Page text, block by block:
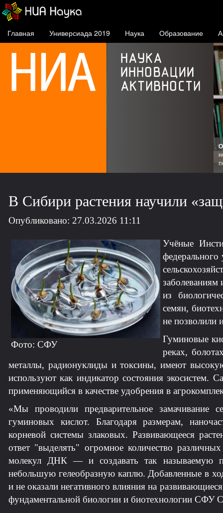
Главная Универсиада 2019 Наука Образование
В Сибири растения научили
Опубликовано: 27.03.2026 11:11
Фото: СФУ
Учёные
федерального
из
семян,
не позволили
Гуминовые
реках,
металлы, радионуклиды и токсины, имеют
используют как индикатор состояния
применяющийся в качестве удобрения в
«Мы проводили предварительное замачивание
гуминовых кислот. Благодаря размерам,
корневой системы злаковых. Развивающееся
ответ "выделять" огромное количество
молекул ДНК — и создавать так называемую
небольшую гелеобразную каплю. Добавленные в
и не оказали негативного влияния на
фундаментальной биологии и биотехнологии СФУ